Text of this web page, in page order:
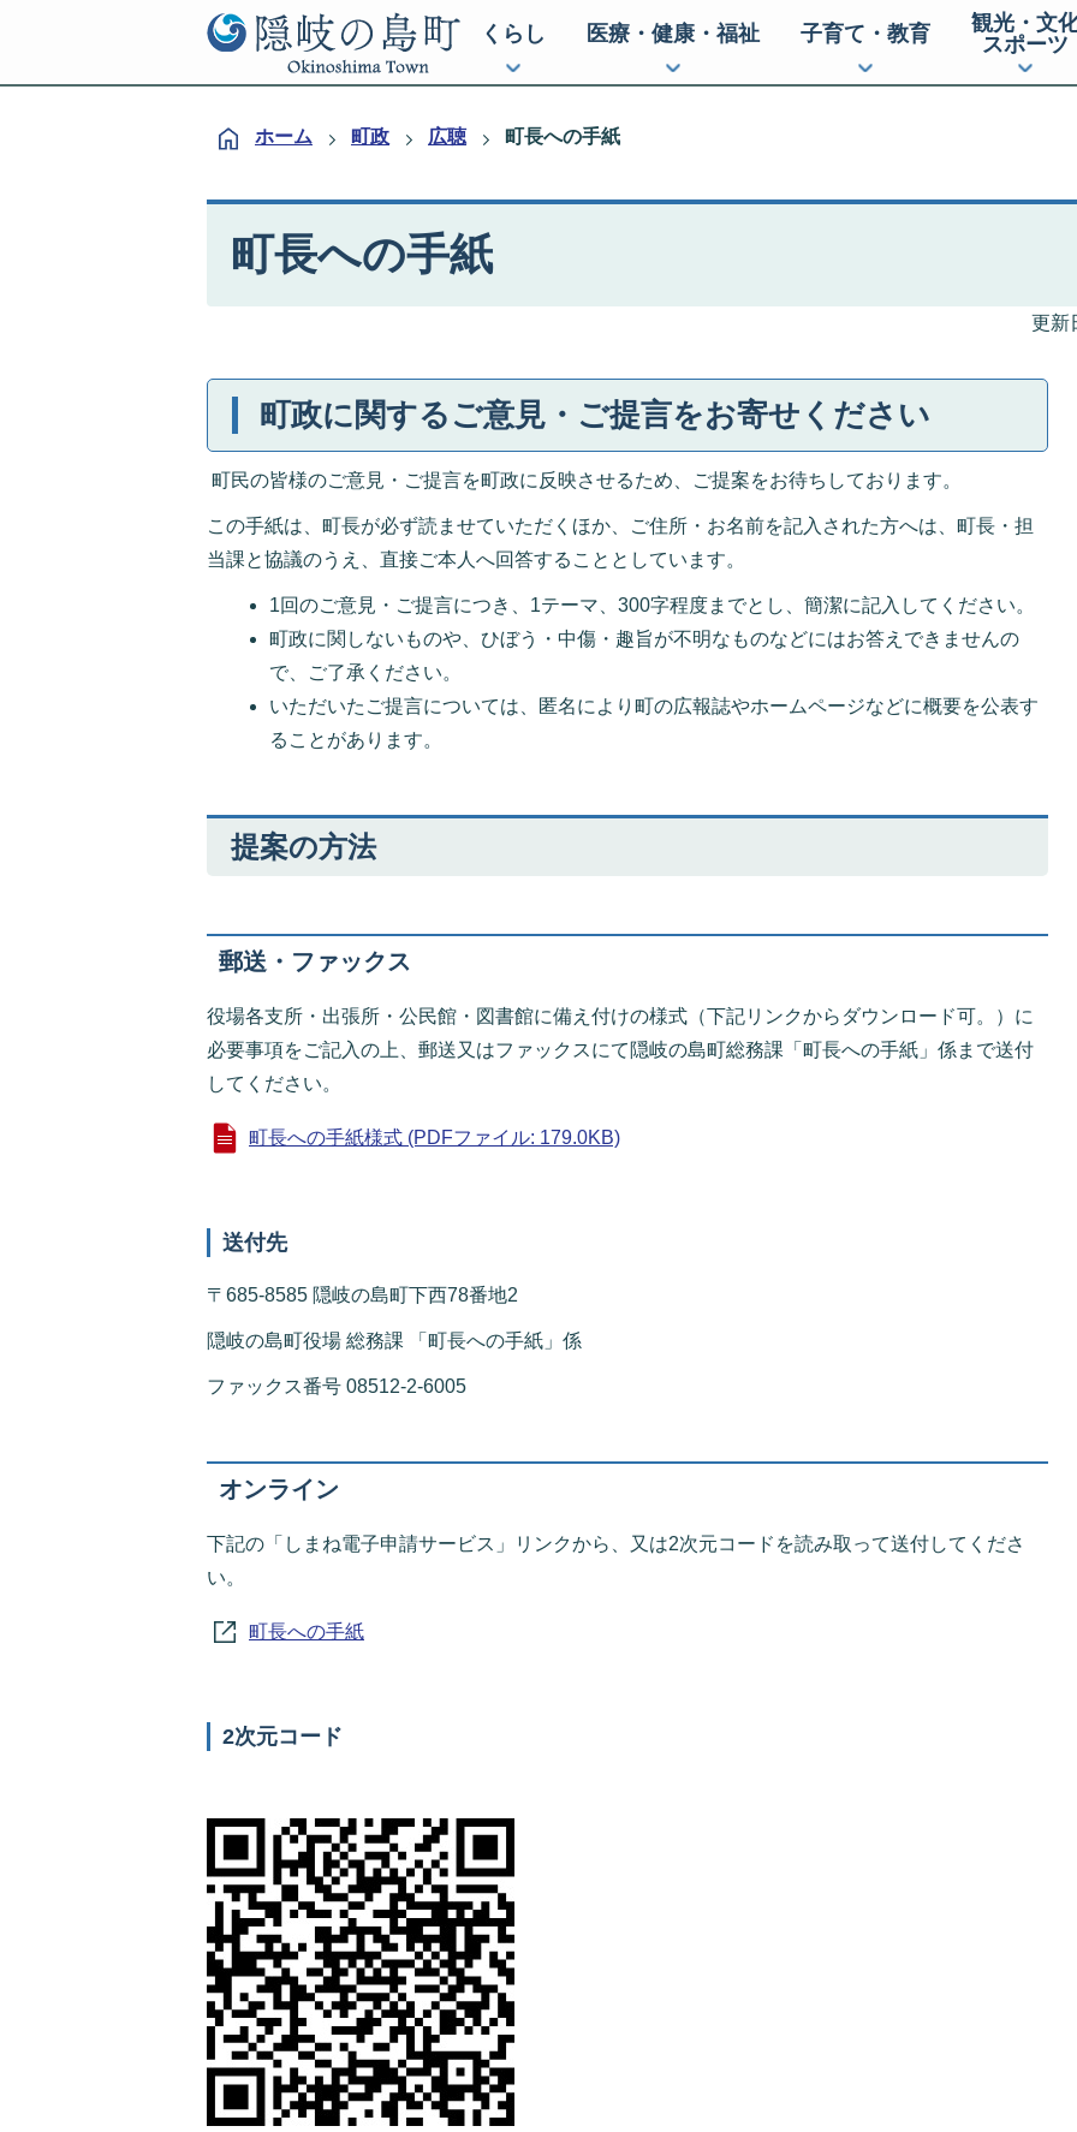
くらし 医療・健康・福祉 子育て・教育
観光・文
スポーツ
ホーム 町政 広聴 町長への手紙
町長への手紙
更新
町政に関するご意見・ご提言をお寄せください
町民の皆様のご意見・ご提言を町政に反映させるため、ご提案をお待ちしております。
この手紙は、町長が必ず読ませていただくほか、ご住所・お名前を記入された方へは、町長・担
当課と協議のうえ、直接ご本人へ回答することとしています。
1回のご意見・ご提言につき、1テーマ、300字程度までとし、簡潔に記入してください。
町政に関しないものや、ひぼう・中傷・趣旨が不明なものなどにはお答えできませんの
で、ご了承ください。
いただいたご提言については、匿名により町の広報誌やホームページなどに概要を公表す
ることがあります。
提案の方法
郵送・ファックス
役場各支所・出張所・公民館・図書館に備え付けの様式（下記リンクからダウンロード可。）に
必要事項をご記入の上、郵送又はファックスにて隠岐の島町総務課「町長への手紙」係まで送付
してください。
町長への手紙様式 (PDFファイル: 179.0KB)
送付先
〒685-8585 隠岐の島町下西78番地2
隠岐の島町役場 総務課 「町長への手紙」係
ファックス番号 08512-2-6005
オンライン
下記の「しまね電子申請サービス」リンクから、又は2次元コードを読み取って送付してくださ
い。
町長への手紙
2次元コード